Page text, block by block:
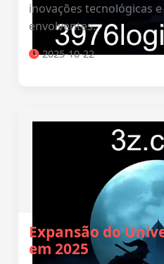
inovações tecnológicas
envolventes.
2025-10-22
Expansão do
em 2025